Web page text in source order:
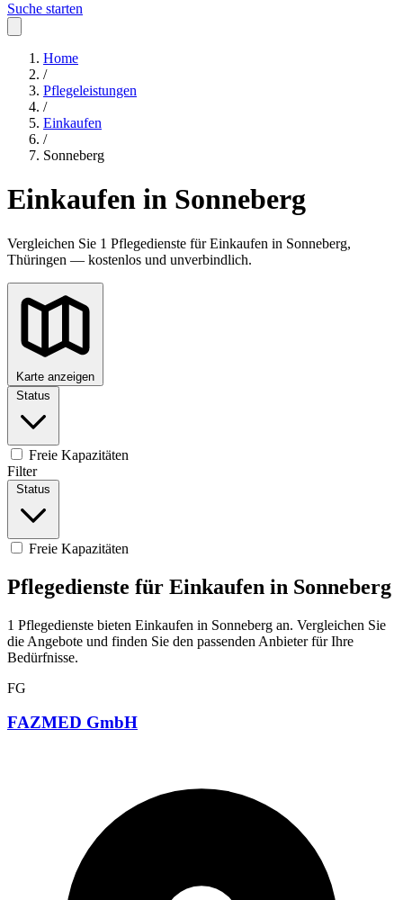
Suche starten
Home
/
Pflegeleistungen
/
Einkaufen
/
Sonneberg
Einkaufen in Sonneberg
Vergleichen Sie 1 Pflegedienste für Einkaufen in Sonneberg,
Thüringen — kostenlos und unverbindlich.
Karte anzeigen
Status
Freie Kapazitäten
Filter
Status
Freie Kapazitäten
Pflegedienste für Einkaufen in Sonneberg
1 Pflegedienste bieten Einkaufen in Sonneberg an. Vergleichen Sie
die Angebote und finden Sie den passenden Anbieter für Ihre
Bedürfnisse.
FG
FAZMED GmbH